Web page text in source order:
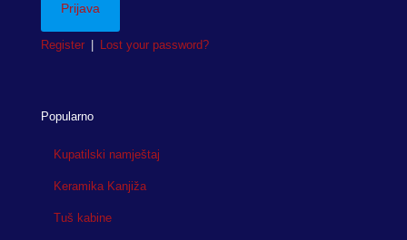
Register Lost your password?
Popularno
Kupatilski namještaj
Keramika Kanjiža
Tuš kabine